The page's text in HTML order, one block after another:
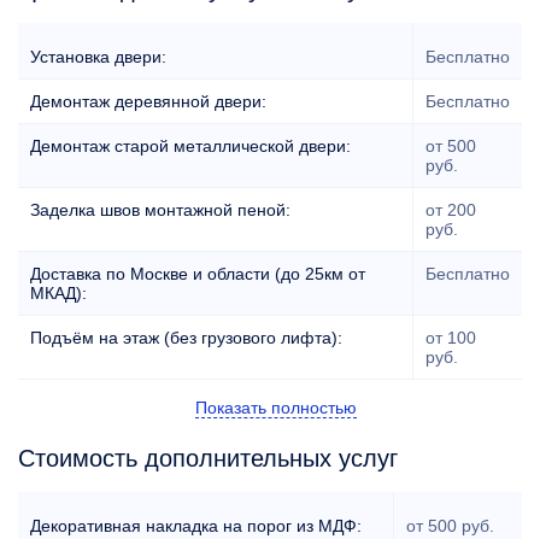
Установка двери: Бесплатно
Демонтаж деревянной двери: Бесплатно
Демонтаж старой металлической двери:
от 500
руб.
Заделка швов монтажной пеной: от 200
руб.
Доставка по Москве и области (до 25км от
МКАД):
Бесплатно
Подъём на этаж (без грузового лифта):
от 100
руб.
Показать полностью
Стоимость дополнительных услуг
Декоративная накладка на порог из МДФ: от 500 руб.